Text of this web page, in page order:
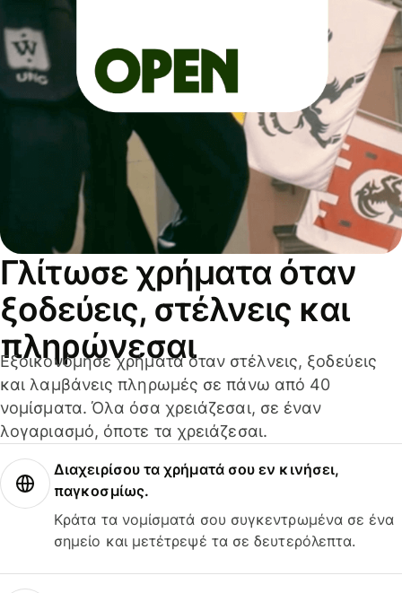
Γλίτωσε χρήματα όταν
ξοδεύεις, στέλνεις και
πληρώνεσαι
Εξοικονόμησε χρήματα όταν στέλνεις, ξοδεύεις
και λαμβάνεις πληρωμές σε πάνω από 40
νομίσματα. Όλα όσα χρειάζεσαι, σε έναν
λογαριασμό, όποτε τα χρειάζεσαι.
Διαχειρίσου τα χρήματά σου εν κινήσει,
παγκοσμίως.
Κράτα τα νομίσματά σου συγκεντρωμένα σε ένα
σημείο και μετέτρεψέ τα σε δευτερόλεπτα.